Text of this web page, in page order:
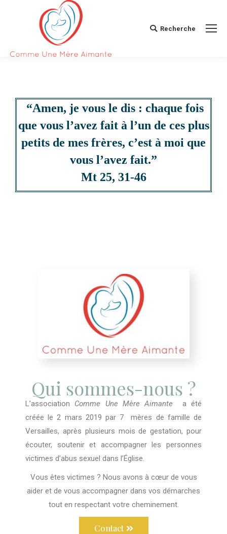
Recherche
“Amen, je vous le dis : chaque fois
que vous l’avez fait à l’un de ces plus
petits de mes frères, c’est à moi que
vous l’avez fait.”
Mt 25, 31-46
Qui sommes-nous ?
L’association Comme Une Mère Aimante a été
créée le 2 mars 2019 par 7 mères de famille de
Versailles, après plusieurs mois de gestation, pour
écouter, soutenir et accompagner les personnes
victimes d’abus sexuel dans l’Église.
Vous êtes victimes ? Nous avons à cœur de vous
aider et de vous accompagner dans vos démarches
tout en respectant votre cheminement.
Contact